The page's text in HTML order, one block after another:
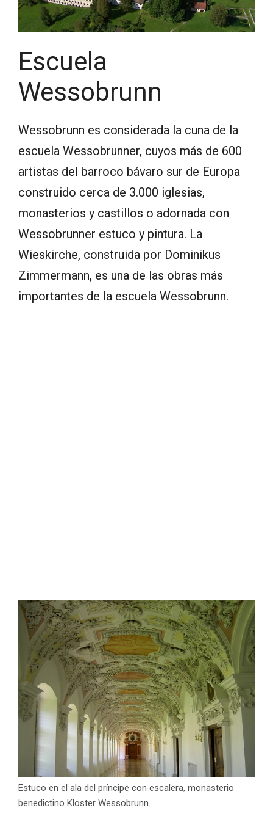
Escuela
Wessobrunn
Wessobrunn es considerada la cuna de la
escuela Wessobrunner, cuyos más de 600
artistas del barroco bávaro sur de Europa
construido cerca de 3.000 iglesias,
monasterios y castillos o adornada con
Wessobrunner estuco y pintura. La
Wieskirche, construida por Dominikus
Zimmermann, es una de las obras más
importantes de la escuela Wessobrunn.
Estuco en el ala del príncipe con escalera, monasterio
benedictino Kloster Wessobrunn.